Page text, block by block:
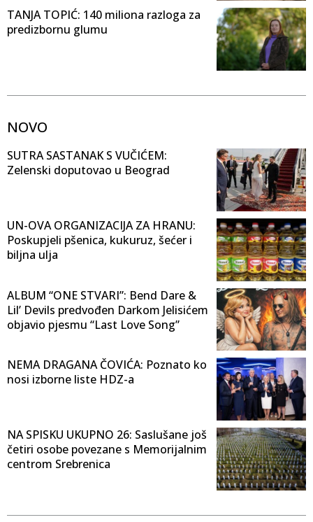
TANJA TOPIĆ: 140 miliona razloga za
predizbornu glumu
NOVO
SUTRA SASTANAK S VUČIĆEM:
Zelenski doputovao u Beograd
UN-OVA ORGANIZACIJA ZA HRANU:
Poskupjeli pšenica, kukuruz, šećer i
biljna ulja
ALBUM “ONE STVARI”: Bend Dare &
Lil’ Devils predvođen Darkom Jelisićem
objavio pjesmu “Last Love Song”
NEMA DRAGANA ČOVIĆA: Poznato ko
nosi izborne liste HDZ-a
NA SPISKU UKUPNO 26: Saslušane još
četiri osobe povezane s Memorijalnim
centrom Srebrenica